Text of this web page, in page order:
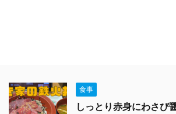
食事
しっとり赤身にわさび